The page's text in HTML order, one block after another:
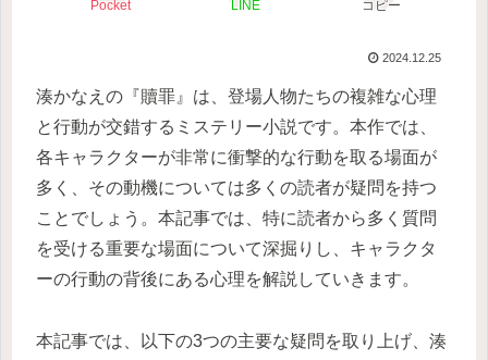
Pocket LINE コピー
2024.12.25
湊かなえの『贖罪』は、登場人物たちの複雑な心理
と行動が交錯するミステリー小説です。本作では、
各キャラクターが非常に衝撃的な行動を取る場面が
多く、その動機については多くの読者が疑問を持つ
ことでしょう。本記事では、特に読者から多く質問
を受ける重要な場面について深掘りし、キャラクタ
ーの行動の背後にある心理を解説していきます。
本記事では、以下の3つの主要な疑問を取り上げ、湊